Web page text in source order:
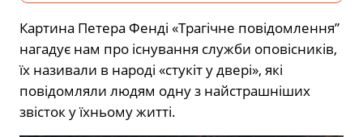
Картина Петера Фенді «Трагічне повідомлення”
нагадує нам про існування служби оповісників,
їх називали в народі «стукіт у двері», які
повідомляли людям одну з найстрашніших
звісток у їхньому житті.